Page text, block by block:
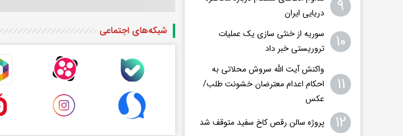
شبکه‌های اجتماعی
۹
دریایی ایران
۱۰
سوریه از خنثی سازی یک عملیات
تروریستی خبر داد
۱۱
واکنش آیت الله سروش محلاتی به
احکام اعدام معترضان خشونت طلب/
عکس
۱۲ پروژه سالن رقص کاخ سفید متوقف شد